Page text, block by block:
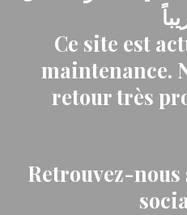
Ce site est
maintenance.
retour très
Retrouvez-nous